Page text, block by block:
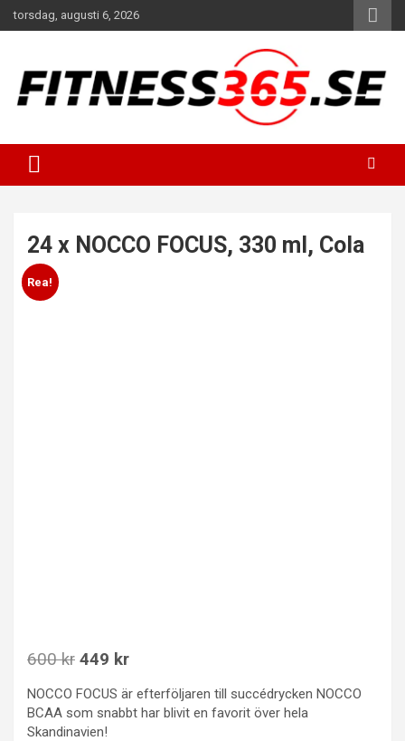
Hoppa
till
torsdag, augusti 6, 2026
FITNESS365
24 x NOCCO FOCUS, 330 ml, Cola
Rea!
600kr Det
priset
var:
449 krDet
priset
NOCCO FOCUS är efterföljaren till succédrycken NOCCO
BCAA som snabbt har blivit en favorit över hela
Skandinavien!